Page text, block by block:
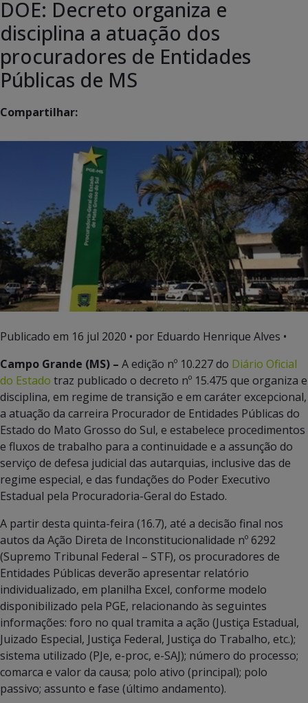
DOE: Decreto organiza e
disciplina a atuação dos
procuradores de Entidades
Públicas de MS
Compartilhar:
Publicado em 16 jul 2020 • por Eduardo Henrique Alves •
Campo Grande (MS) – A edição nº 10.227 do Diário Oficial
do Estado traz publicado o decreto nº 15.475 que organiza e
disciplina, em regime de transição e em caráter excepcional,
a atuação da carreira Procurador de Entidades Públicas do
Estado do Mato Grosso do Sul, e estabelece procedimentos
e fluxos de trabalho para a continuidade e a assunção do
serviço de defesa judicial das autarquias, inclusive das de
regime especial, e das fundações do Poder Executivo
Estadual pela Procuradoria-Geral do Estado.
A partir desta quinta-feira (16.7), até a decisão final nos
autos da Ação Direta de Inconstitucionalidade nº 6292
(Supremo Tribunal Federal – STF), os procuradores de
Entidades Públicas deverão apresentar relatório
individualizado, em planilha Excel, conforme modelo
disponibilizado pela PGE, relacionando às seguintes
informações: foro no qual tramita a ação (Justiça Estadual,
Juizado Especial, Justiça Federal, Justiça do Trabalho, etc.);
sistema utilizado (PJe, e-proc, e-SAJ); número do processo;
comarca e valor da causa; polo ativo (principal); polo
passivo; assunto e fase (último andamento).